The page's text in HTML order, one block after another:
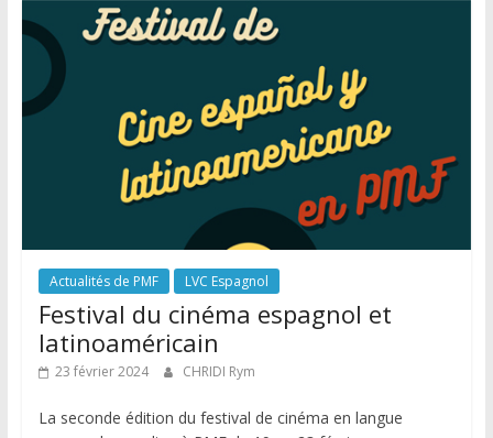
Actualités de PMF LVC Espagnol
Festival du cinéma espagnol et
latinoaméricain
23 février 2024 CHRIDI Rym
La seconde édition du festival de cinéma en langue